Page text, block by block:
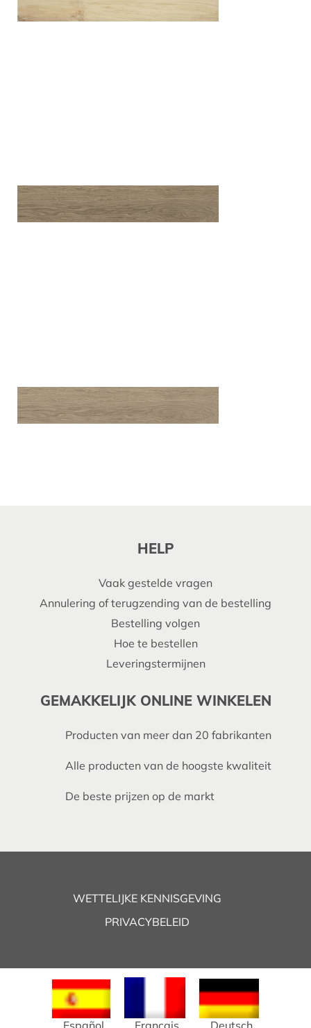
HELP
Vaak gestelde vragen
Annulering of terugzending van de bestelling
Bestelling volgen
Hoe te bestellen
Leveringstermijnen
GEMAKKELIJK ONLINE WINKELEN
Producten van meer dan 20 fabrikanten
Alle producten van de hoogste kwaliteit
De beste prijzen op de markt
WETTELIJKE KENNISGEVING
PRIVACYBELEID
Español Français Deutsch